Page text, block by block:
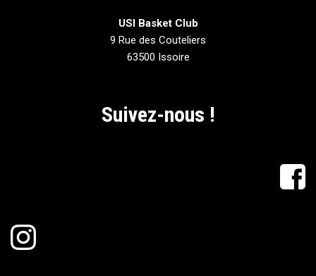
USI Basket Club
9 Rue des Couteliers
63500 Issoire
Suivez-nous !